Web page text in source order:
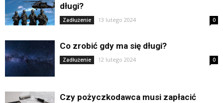
długi?
Zadłużenie 13 lutego 2024 0
Co zrobić gdy ma się długi?
Zadłużenie 12 lutego 2024 0
Czy pożyczkodawca musi zapłacić